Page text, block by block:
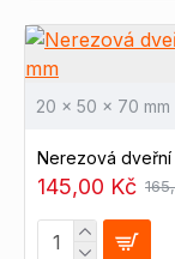
20 x 50 x 70 mm
Nerezová
145,00 Kč